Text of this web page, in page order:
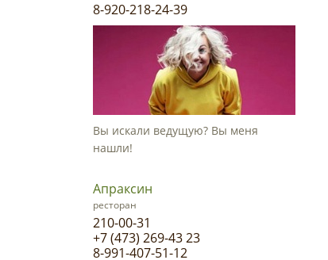
8-920-218-24-39
Вы искали ведущую? Вы меня
нашли!
Апраксин
ресторан
210-00-31
+7 (473) 269-43 23
8-991-407-51-12